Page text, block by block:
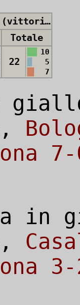
Panchine (vittorie, pareggi, sconfitte)
Totale
22
10
5
7
7-
in
3-